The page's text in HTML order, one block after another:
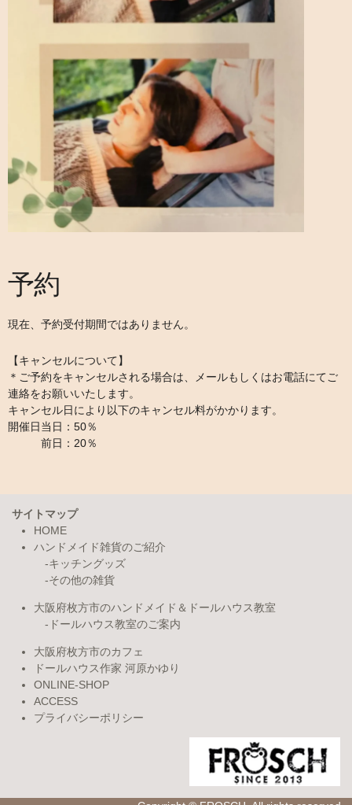
予約
現在、予約受付期間ではありません。
【キャンセルについて】
＊ご予約をキャンセルされる場合は、メールもしくはお電話にてご
連絡をお願いいたします。
キャンセル日により以下のキャンセル料がかかります。
開催日当日：50％
前日：20％
サイトマップ
HOME
ハンドメイド雑貨のご紹介
キッチングッズ
その他の雑貨
大阪府枚方市のハンドメイド＆ドールハウス教室
ドールハウス教室のご案内
大阪府枚方市のカフェ
ドールハウス作家 河原かゆり
ONLINE-SHOP
ACCESS
プライバシーポリシー